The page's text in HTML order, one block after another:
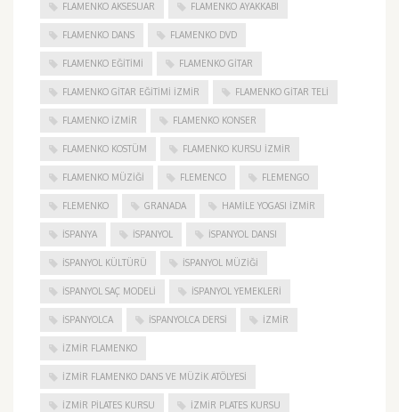
FLAMENKO AKSESUAR FLAMENKO AYAKKABI
FLAMENKO DANS FLAMENKO DVD
FLAMENKO EĞITIMI FLAMENKO GITAR
FLAMENKO GITAR EĞITIMI İZMIR FLAMENKO GITAR TELI
FLAMENKO IZMIR FLAMENKO KONSER
FLAMENKO KOSTÜM FLAMENKO KURSU İZMIR
FLAMENKO MÜZIĞI FLEMENCO FLEMENGO
FLEMENKO GRANADA HAMILE YOGASI İZMIR
ISPANYA İSPANYOL İSPANYOL DANSI
İSPANYOL KÜLTÜRÜ İSPANYOL MÜZIĞI
İSPANYOL SAÇ MODELI İSPANYOL YEMEKLERI
İSPANYOLCA İSPANYOLCA DERSI IZMIR
IZMIR FLAMENKO
İZMIR FLAMENKO DANS VE MÜZIK ATÖLYESI
İZMIR PILATES KURSU İZMIR PLATES KURSU